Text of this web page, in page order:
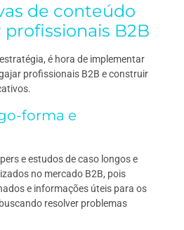
de conteúdo
B2B
é hora de implementar
profissionais B2B e construir
forma e
e estudos de caso longos e
no mercado B2B, pois
e informações úteis para os
resolver problemas